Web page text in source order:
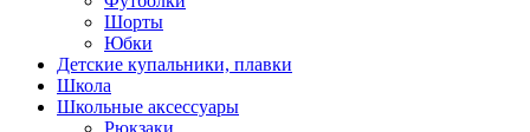
Шорты
Юбки
Детские купальники, плавки
Школа
Школьные аксессуары
Рюкзаки